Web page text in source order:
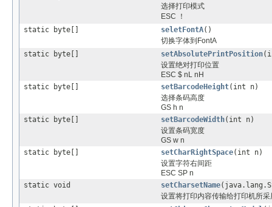
选择打印模式
ESC ！
static byte[]
seletFontA()
切换字体到FontA
static byte[]
setAbsolutePrintPosition
设置绝对打印位置
ESC $ nL nH
static byte[]
setBarcodeHeight(int n)
选择条码高度
GS h n
static byte[]
setBarcodeWidth(int n)
设置条码宽度
GS w n
static byte[]
setCharRightSpace(int n)
设置字符右间距
ESC SP n
static void
setCharsetName
设置将打印内容传输给打印机所